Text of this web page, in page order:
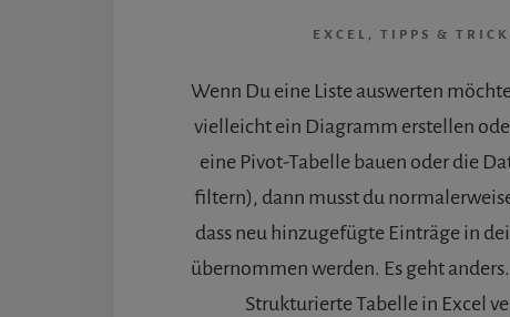
EXCEL ,TIPPS &
Wenn Du eine Liste auswerten
vielleicht ein Diagramm erstellen
eine Pivot-Tabelle bauen oder die
filtern), dann musst du
dass neu hinzugefügte Einträge in
übernommen werden. Es geht
Strukturierte Tabelle in Excel